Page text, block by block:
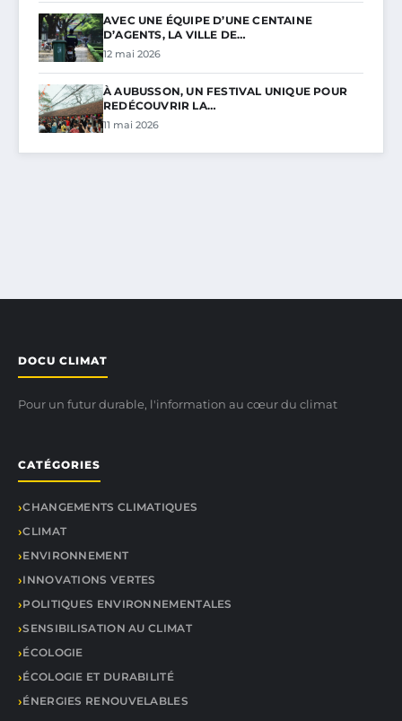
AVEC UNE ÉQUIPE D’UNE CENTAINE
D’AGENTS, LA VILLE DE…
12 mai 2026
À AUBUSSON, UN FESTIVAL UNIQUE POUR
REDÉCOUVRIR LA…
11 mai 2026
DOCU CLIMAT
Pour un futur durable, l'information au cœur du climat
CATÉGORIES
CHANGEMENTS CLIMATIQUES
CLIMAT
ENVIRONNEMENT
INNOVATIONS VERTES
POLITIQUES ENVIRONNEMENTALES
SENSIBILISATION AU CLIMAT
ÉCOLOGIE
ÉCOLOGIE ET DURABILITÉ
ÉNERGIES RENOUVELABLES